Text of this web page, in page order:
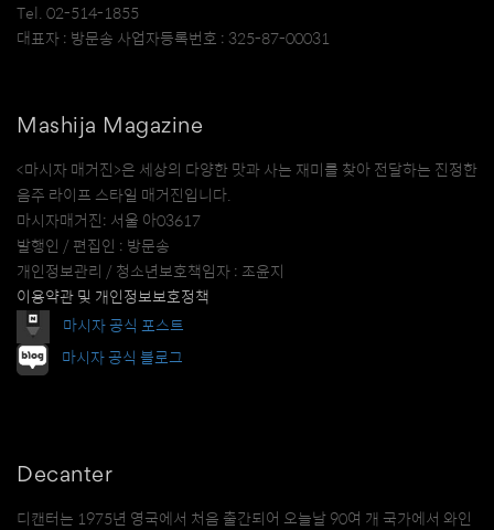
Tel. 02-514-1855
대표자 : 방문송 사업자등록번호 : 325-87-00031
Mashija Magazine
<마시자 매거진>은 세상의 다양한 맛과 사는 재미를 찾아 전달하는 진정한
음주 라이프 스타일 매거진입니다.
마시자매거진: 서울 아03617
발행인 / 편집인 : 방문송
개인정보관리 / 청소년보호책임자 : 조윤지
이용약관 및 개인정보보호정책
마시자 공식 포스트
마시자 공식 블로그
Decanter
디캔터는 1975년 영국에서 처음 출간되어 오늘날 90여 개 국가에서 와인